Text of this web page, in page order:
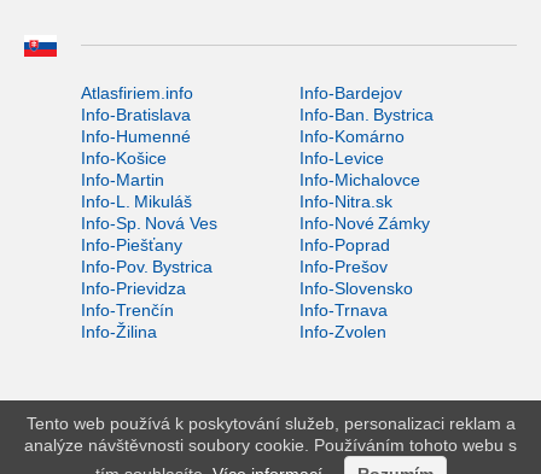
Atlasfiriem.info
Info-Bardejov
Info-Bratislava
Info-Ban. Bystrica
Info-Humenné
Info-Komárno
Info-Košice
Info-Levice
Info-Martin
Info-Michalovce
Info-L. Mikuláš
Info-Nitra.sk
Info-Sp. Nová Ves
Info-Nové Zámky
Info-Piešťany
Info-Poprad
Info-Pov. Bystrica
Info-Prešov
Info-Prievidza
Info-Slovensko
Info-Trenčín
Info-Trnava
Info-Žilina
Info-Zvolen
Tento web používá k poskytování služeb, personalizaci reklam a
analýze návštěvnosti soubory cookie. Používáním tohoto webu s